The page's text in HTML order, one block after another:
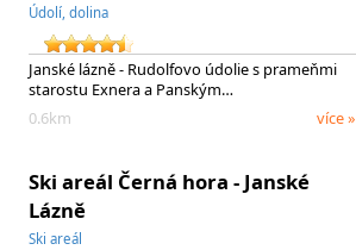
Údolí, dolina
Janské lázně - Rudolfovo údolie s prameňmi
starostu Exnera a Panským…
0.6km
více »
Ski areál Černá hora - Janské
Lázně
Ski areál